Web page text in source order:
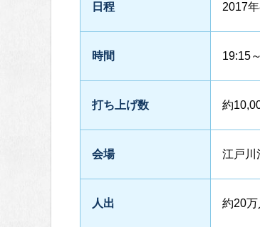
日程 2017
時間 19:15
打ち上げ数 約
会場 江戸川
人出 約20万